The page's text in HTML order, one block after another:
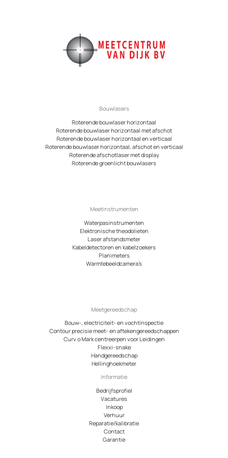
Bouwlasers
Roterende bouwlaser horizontaal
Roterende bouwlaser horizontaal met afschot
Roterende bouwlaser horizontaal en verticaal
Roterende bouwlaser horizontaal, afschot en verticaal
Roterende afschotlaser met display
Roterende groenlicht bouwlasers
Meetinstrumenten
Waterpasinstrumenten
Elektronische theodolieten
Laser afstandsmeter
Kabeldetectoren en kabelzoekers
Planimeters
Warmtebeeldcamera’s
Meetgereedschap
Bouw-, electriciteit- en vochtinspectie
Contour precisie meet- en aftekengereedschappen
Curv o Mark centreerpen voor Leidingen
Flexxi-snake
Handgereedschap
Hellinghoekmeter
Informatie
Bedrijfsprofiel
Vacatures
Inkoop
Verhuur
Reparatie/kalibratie
Contact
Garantie